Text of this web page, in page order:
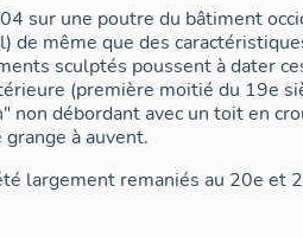
sur une poutre du bâtiment
de même que des
sculptés poussent à dater
(première moitié du 19e
non débordant avec un toit en
à auvent.
largement remaniés au 20e et